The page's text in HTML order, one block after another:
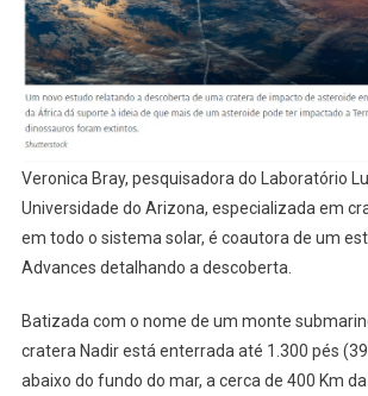
Veronica Bray, pesquisadora do Laboratório
Universidade do Arizona, especializada em
em todo o sistema solar, é coautora de um
Advances detalhando a descoberta.
Batizada com o nome de um monte
cratera Nadir está enterrada até 1.300 pés
abaixo do fundo do mar, a cerca de 400 Km